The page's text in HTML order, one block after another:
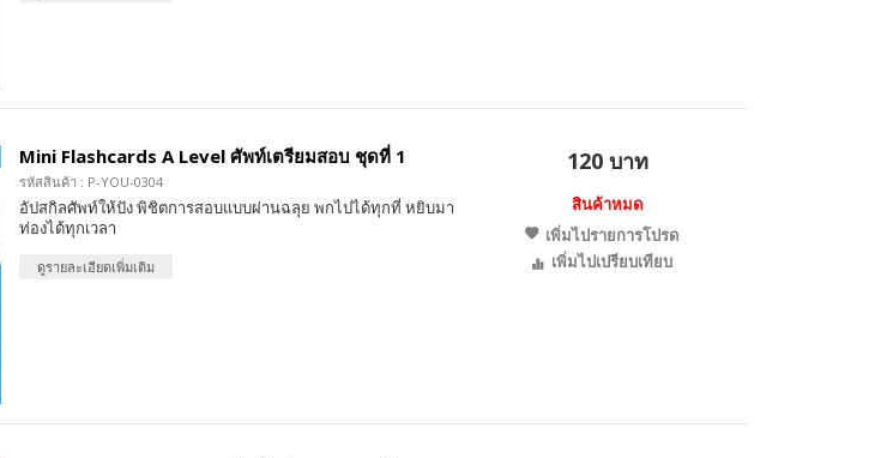
Mini Flashcards A Level ศัพท์เตรียมสอบ ชุดที่ 1
รหัสสินค้า : P-YOU-0304
อัปสกิลศัพท์ให้ปัง พิชิตการสอบแบบผ่านฉลุย พกไปได้ทุกที่ หยิบมา
ท่องได้ทุกเวลา
ดูรายละเอียดเพิ่มเติม
120 บาท
สินค้าหมด
เพิ่มไปรายการโปรด
เพิ่มไปเปรียบเทียบ